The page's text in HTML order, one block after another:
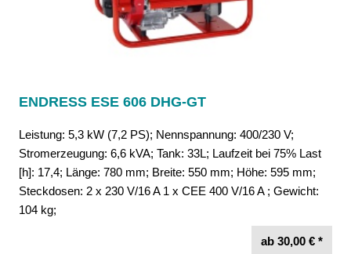
ENDRESS ESE 606 DHG-GT
Leistung: 5,3 kW (7,2 PS); Nennspannung: 400/230 V;
Stromerzeugung: 6,6 kVA; Tank: 33L; Laufzeit bei 75% Last
[h]: 17,4; Länge: 780 mm; Breite: 550 mm; Höhe: 595 mm;
Steckdosen: 2 x 230 V/16 A 1 x CEE 400 V/16 A ; Gewicht:
104 kg;
ab 30,00 € *